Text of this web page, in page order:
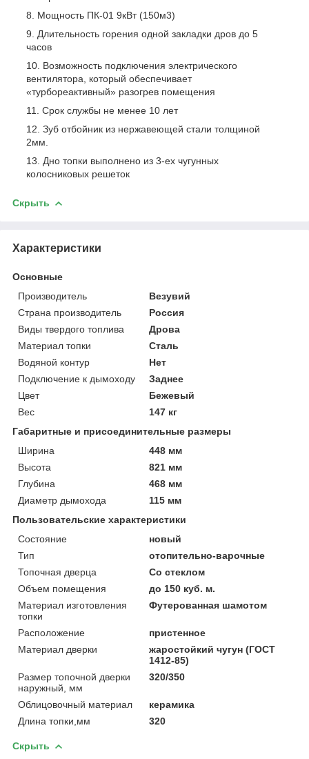
Мощность ПК-01 9кВт (150м3)
Длительность горения одной закладки дров до 5
часов
Возможность подключения электрического
вентилятора, который обеспечивает
«турбореактивный» разогрев помещения
Срок службы не менее 10 лет
Зуб отбойник из нержавеющей стали толщиной
2мм.
Дно топки выполнено из 3-ех чугунных
колосниковых решеток
Скрыть
Характеристики
Основные
Производитель
Везувий
Страна производитель
Россия
Виды твердого топлива
Дрова
Материал топки
Сталь
Водяной контур
Нет
Подключение к дымоходу
Заднее
Цвет
Бежевый
Вес
147 кг
Габаритные и присоединительные размеры
Ширина
448 мм
Высота
821 мм
Глубина
468 мм
Диаметр дымохода
115 мм
Пользовательские характеристики
Состояние
новый
Тип
отопительно-варочные
Топочная дверца
Со стеклом
Объем помещения
до 150 куб. м.
Материал изготовления
топки
Футерованная шамотом
Расположение
пристенное
Материал дверки
жаростойкий чугун (ГОСТ
1412-85)
Размер топочной дверки
наружный, мм
320/350
Облицовочный материал
керамика
Длина топки,мм
320
Скрыть